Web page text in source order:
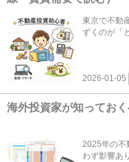
東京で不動
ずくのが「
2026-01-05
海外投資家が知ってお
2025年の不
わず影響あ